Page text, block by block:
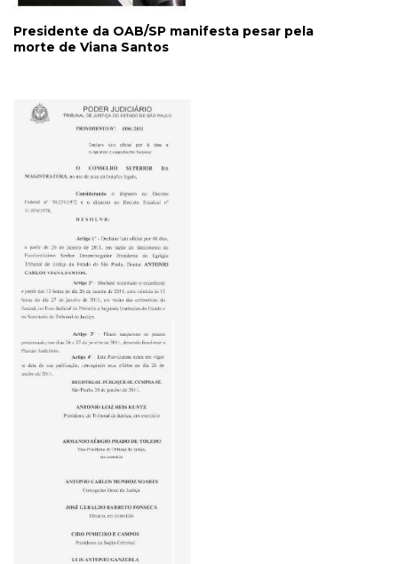
Presidente da OAB/SP manifesta pesar pela
morte de Viana Santos